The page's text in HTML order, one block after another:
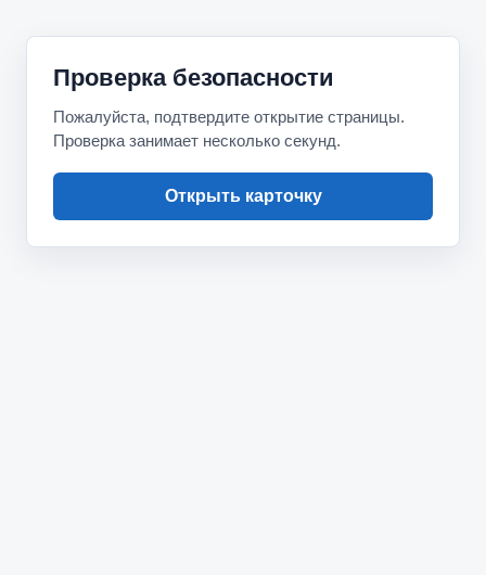
Проверка безопасности
Пожалуйста, подтвердите открытие страницы.
Проверка занимает несколько секунд.
Открыть карточку